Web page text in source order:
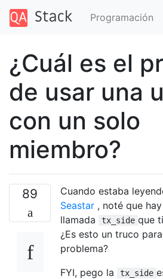
Programación
¿Cuál es el
de usar una
con un solo
miembro?
89 Cuando estaba
Seastar , noté que
llamada
tx_side que
¿Es esto un truco
problema?
FYI, pego la
tx_side